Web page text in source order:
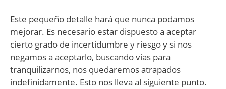
Este pequeño detalle hará que nunca podamos
mejorar. Es necesario estar dispuesto a aceptar
cierto grado de incertidumbre y riesgo y si nos
negamos a aceptarlo, buscando vías para
tranquilizarnos, nos quedaremos atrapados
indefinidamente. Esto nos lleva al siguiente punto.